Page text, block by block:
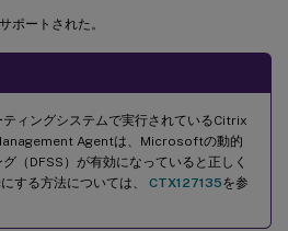
ポートされた。
ィングシステムで実行されているCitrix
Agentは、Microsoftの動的
（DFSS）が有効になっていると正しく
する方法については、 CTX127135を参